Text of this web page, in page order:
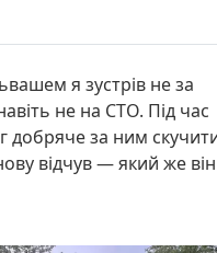
я зустрів не за
не на СТО. Під час
добряче за ним
відчув — який же він